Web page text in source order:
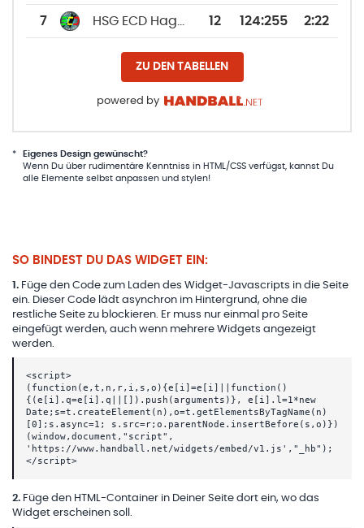
7 12 124:255 2:22
ZU DEN TABELLEN
powered by
*
Eigenes Design gewünscht?
Wenn Du über rudimentäre Kenntniss in HTML/CSS verfügst, kannst Du
alle Elemente selbst anpassen und stylen!
SO BINDEST DU DAS WIDGET EIN:
1 . Füge den Code zum Laden des Widget-Javascripts in die Seite
ein. Dieser Code lädt asynchron im Hintergrund, ohne die
restliche Seite zu blockieren. Er muss nur einmal pro Seite
eingefügt werden, auch wenn mehrere Widgets angezeigt
werden.
<script>
(function(e,t,n,r,i,s,o){e[i]=e[i]||function()
{(e[i].q=e[i].q||[]).push(arguments)}, e[i].l=1*new
Date;s=t.createElement(n),o=t.getElementsByTagName(n)
[0];s.async=1; s.src=r;o.parentNode.insertBefore(s,o)})
(window,document,"script",
'https://www.handball.net/widgets/embed/v1.js',"_hb");
</script>
2. Füge den HTML-Container in Deiner Seite dort ein, wo das
Widget erscheinen soll.